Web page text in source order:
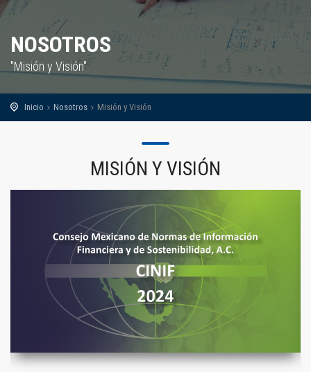
NOSOTROS
"Misión y Visión"
Inicio Nosotros Misión y Visión
MISIÓN Y VISIÓN